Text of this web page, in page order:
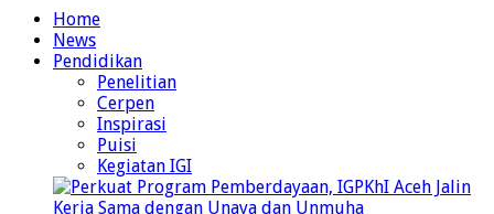
Home
News
Pendidikan
Penelitian
Cerpen
Inspirasi
Puisi
Kegiatan IGI